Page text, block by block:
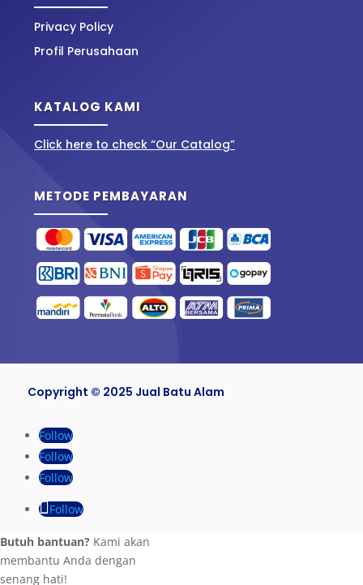
Privacy Policy
Profil Perusahaan
KATALOG KAMI
Click here to check “Our Catalog”
METODE PEMBAYARAN
Copyright © 2025 Jual Batu Alam
Follow
Follow
Follow
Follow
Butuh bantuan? Kami akan
membantu Anda dengan
senang hati!